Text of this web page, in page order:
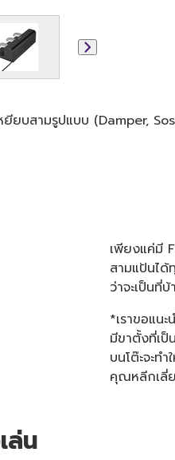
บสามรูปแบบ (Damper,
เพียงแค่มี
สามแป้นได้
ว่าจะเป็นที่
*เราขอแน
มีขาตั้งที่เ
บนโต๊ะจะท
คุณหลีกเลี่ย
ล่น